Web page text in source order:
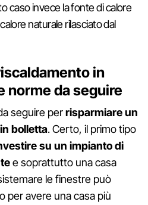
caso invece la fonte di calore
naturale rilasciato dal
in
norme da seguire
seguire perrisparmiare un
bolletta. Certo, il primo tipo
su un impianto di
e soprattutto una casa
le finestre può
per avere una casa più